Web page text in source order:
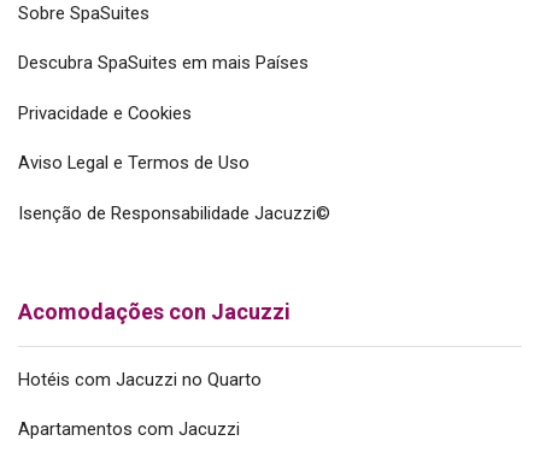
Sobre SpaSuites
Descubra SpaSuites em mais Países
Privacidade e Cookies
Aviso Legal e Termos de Uso
Isenção de Responsabilidade Jacuzzi©
Acomodações con Jacuzzi
Hotéis com Jacuzzi no Quarto
Apartamentos com Jacuzzi